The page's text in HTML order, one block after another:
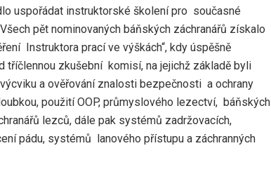
uspořádat instruktorské školení pro současné
pět nominovaných báňských záchranářů získalo
Instruktora prací ve výškách“, kdy úspěšně
zkušební komisí, na jejichž základě byli
a ověřování znalosti bezpečnosti a ochrany
použití OOP, průmyslového lezectví, báňských
lezců, dále pak systémů zadržovacích,
pádu, systémů lanového přístupu a záchranných